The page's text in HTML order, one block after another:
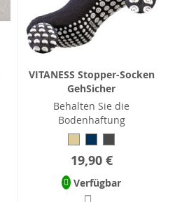
VITANESS Stopper-Socken
GehSicher
Behalten Sie die
Bodenhaftung
19,90 €
Verfügbar